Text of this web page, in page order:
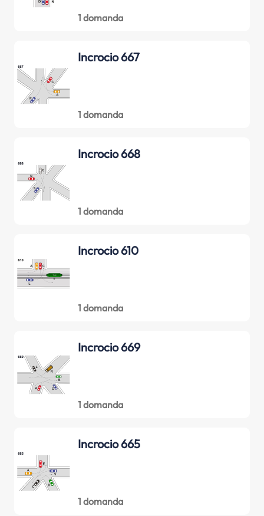
1 domanda
Incrocio 667
1 domanda
Incrocio 668
1 domanda
Incrocio 610
1 domanda
Incrocio 669
1 domanda
Incrocio 665
1 domanda